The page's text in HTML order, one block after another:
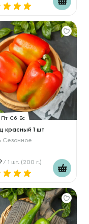
Пт Сб Вс
красный 1 шт
Сезонное
/ 1 шт. (200 г.)